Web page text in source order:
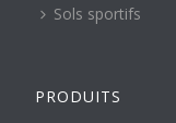
Sols sportifs
PRODUITS